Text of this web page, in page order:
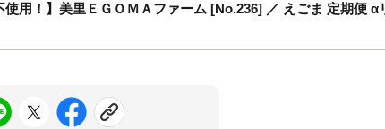
用！】美里ＥＧＯＭＡファーム [No.236] ／ えごま 定期便 α